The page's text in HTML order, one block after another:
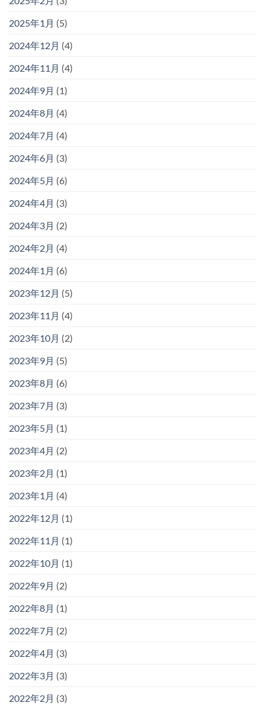
2025年1月 (5)
2024年12月 (4)
2024年11月 (4)
2024年9月 (1)
2024年8月 (4)
2024年7月 (4)
2024年6月 (3)
2024年5月 (6)
2024年4月 (3)
2024年3月 (2)
2024年2月 (4)
2024年1月 (6)
2023年12月 (5)
2023年11月 (4)
2023年10月 (2)
2023年9月 (5)
2023年8月 (6)
2023年7月 (3)
2023年5月 (1)
2023年4月 (2)
2023年2月 (1)
2023年1月 (4)
2022年12月 (1)
2022年11月 (1)
2022年10月 (1)
2022年9月 (2)
2022年8月 (1)
2022年7月 (2)
2022年4月 (3)
2022年3月 (3)
2022年2月 (3)